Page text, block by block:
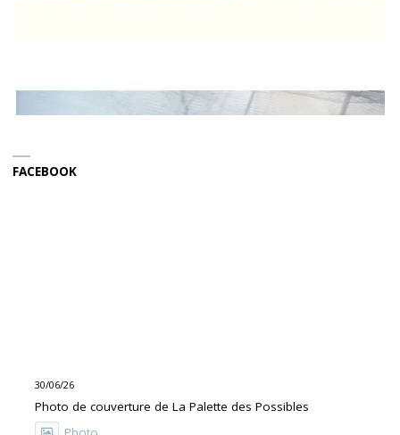
FACEBOOK
30/06/26
Photo de couverture de La Palette des Possibles